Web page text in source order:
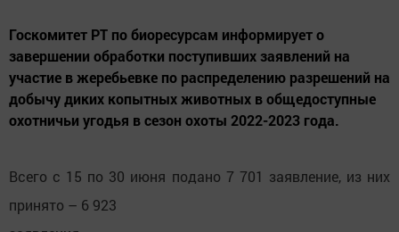
Госкомитет РТ по биоресурсам информирует о
завершении обработки поступивших заявлений на
участие в жеребьевке по распределению разрешений на
добычу диких копытных животных в общедоступные
охотничьи угодья в сезон охоты 2022-2023 года.
Всего с 15 по 30 июня подано 7 701 заявление, из них
принято – 6 923